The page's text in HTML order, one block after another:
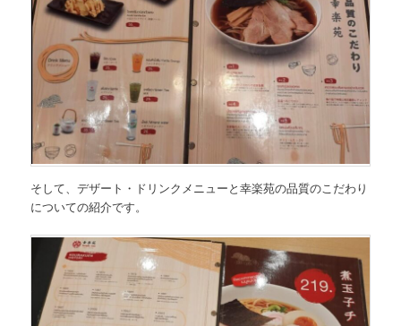
そして、デザート・ドリンクメニューと幸楽苑の品質のこだわり
についての紹介です。